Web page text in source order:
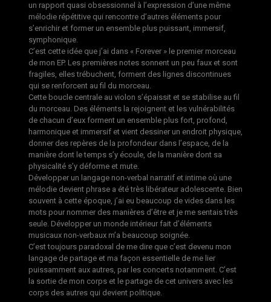
un rapport quasi obsessionnel à l’expression d’une même
mélodie répétitive qui rencontre d’autres éléments pour
s’enrichir et former un ensemble plus puissant, immersif,
symphonique.
C’est cette idée que j’ai dans « Forever » le premier morceau
de mon EP. Les premières notes sonnent un peu faux et sont
fragiles, elles trébuchent, forment des lignes discontinues
qui se renforcent au fil du morceau.
Cette boucle centrale au violon s’épaissit et se stabilise au fil
du morceau. Des éléments la rejoignent et les vulnérabilités
de chacun d’eux forment un ensemble plus fort, profond,
harmonique et immersif et vient dessiner un endroit physique,
donner des repères de la profondeur dans l’espace, de la
manière dont le temps s’y écoule, de la manière dont sa
physicalité s’y déforme et mute.
Développer un langage non-verbal narratif et intime où une
mélodie devient phrase a été très libérateur adolescente. Bien
souvent à cette époque, j’ai eu beaucoup de vides dans les
mots pour nommer des manières d’être et je me sentais très
seule. Développer un monde intérieur fait d’éléments
musicaux non-verbaux m’a beaucoup soignée.
C’est toujours paradoxal de me dire que c’est devenu mon
langage de partage et ma façon essentielle de me lier
puissamment aux autres, par les concerts notamment. C’est
la sortie de mon corps et le partage de cet univers avec les
corps des autres qui devient politique.